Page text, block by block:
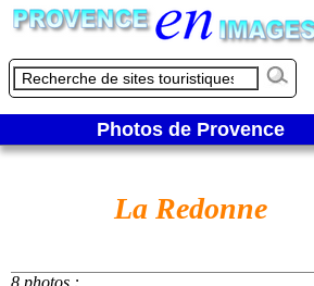
Photos de Provence
La Redonne
8 photos :